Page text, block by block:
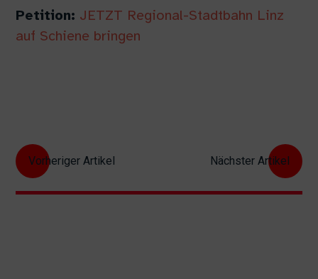
Petition: JETZT Regional-Stadtbahn Linz
auf Schiene bringen
Vorheriger Artikel Nächster Artikel